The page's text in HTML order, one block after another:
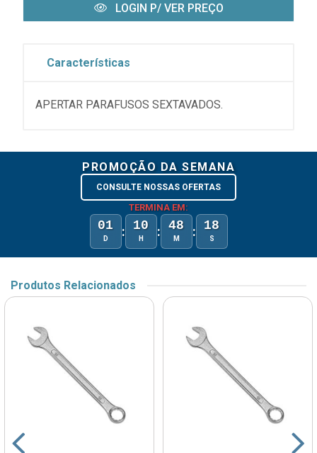
LOGIN P/ VER PREÇO
Características
APERTAR PARAFUSOS SEXTAVADOS.
PROMOÇÃO DA SEMANA
CONSULTE NOSSAS OFERTAS
TERMINA EM:
01
D : 10
H : 48
M : 18
S
Produtos Relacionados